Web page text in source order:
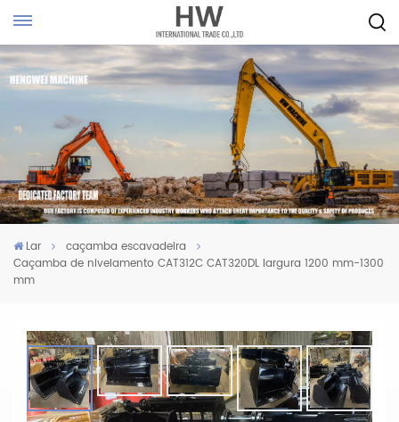
Lar
caçamba escavadeira
Caçamba de nivelamento CAT312C CAT320DL largura 1200 mm-1300
mm